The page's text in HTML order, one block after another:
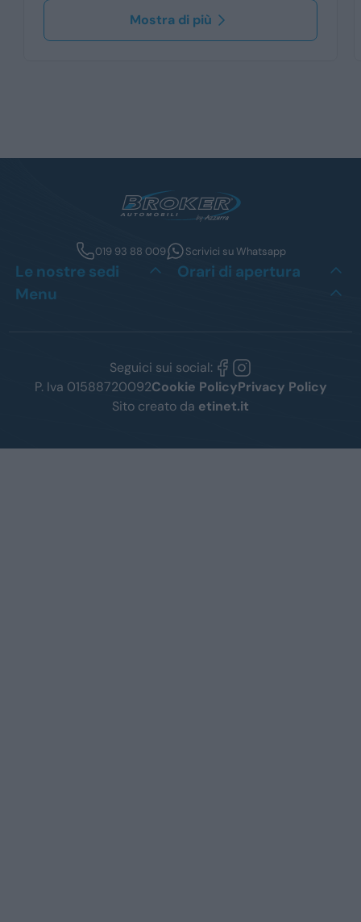
Mostra di più
019 93 88 009 Scrivici su Whatsapp
Le nostre sedi
Orari di apertura
Menu
Seguici sui social:
P. Iva 01588720092Cookie PolicyPrivacy Policy
Sito creato da etinet.it